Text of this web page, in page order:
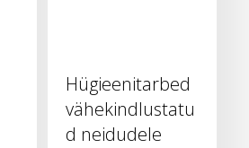
Hügieenitarbed
vähekindlustatu
d neidudele